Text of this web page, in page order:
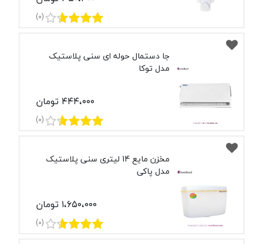
(0)
جا دستمال حوله ای سنی پلاستیک
مدل توکا
۴۴۴،۰۰۰ تومان
(0)
مخزن مایع 14 لیتری سنی پلاستیک
مدل پاکی
۱،۶۵۰،۰۰۰ تومان
(0)